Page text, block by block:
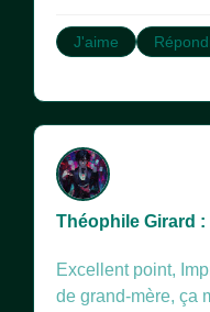
J'aime
Théophile Girard :
Excellent point,
de grand-mère, ça